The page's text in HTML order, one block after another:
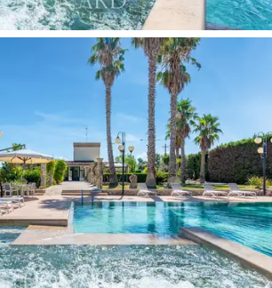
az igazi luxusa, hogy
van szó. A saját gyártású extra
zöldségek és friss szezonális
ékszerré teszik Salento
teszik, hogy hitelesen
birtokot körülvevő természetet.
gazdagságnak köszönhetően
ingatlan megtapasztalására olyan
kóstolók, élmények és privát
is olyan elegáns és bukolikus
az apuliai vidék.